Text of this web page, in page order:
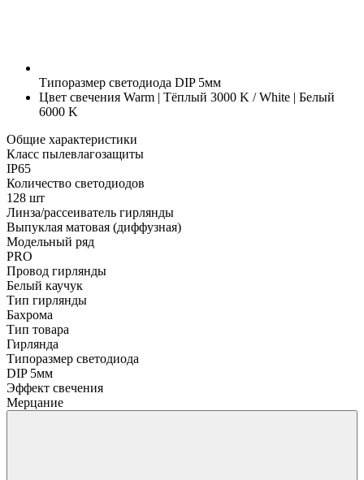
Типоразмер светодиода DIP 5мм
Цвет свечения Warm | Тёплый 3000 K / White | Белый
6000 K
Общие характеристики
Класс пылевлагозащиты
IP65
Количество светодиодов
128 шт
Линза/рассеиватель гирлянды
Выпуклая матовая (диффузная)
Модельный ряд
PRO
Провод гирлянды
Белый каучук
Тип гирлянды
Бахрома
Тип товара
Гирлянда
Типоразмер светодиода
DIP 5мм
Эффект свечения
Мерцание